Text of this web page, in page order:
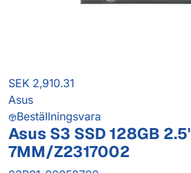
SEK 2,910.31
Asus
Beställningsvara
Asus S3 SSD 128GB 2.5'
7MM/Z2317002